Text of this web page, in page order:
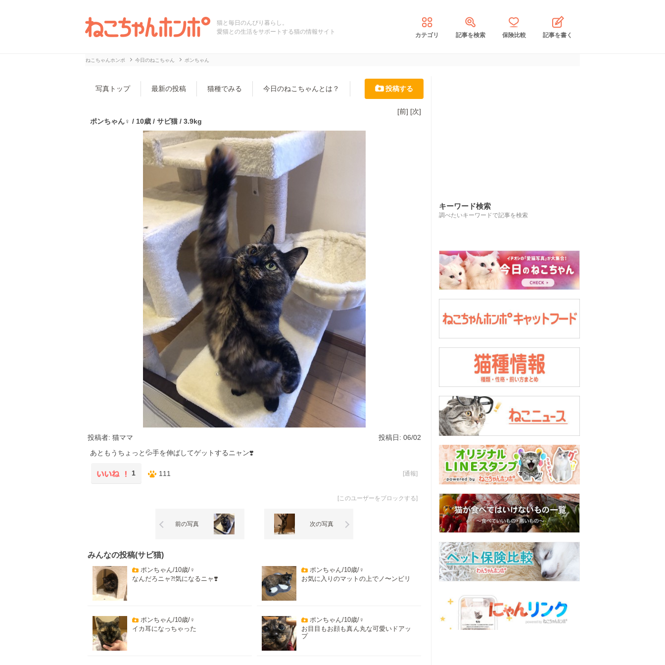
猫と毎日のんびり暮らし。
愛猫との生活をサポートする猫の情報サイト
カテゴリ 記事を検索 保険比較 記事を書く
ねこちゃんホンポ 今日のねこちゃん ポンちゃん
写真トップ 最新の投稿 猫種でみる 今日のねこちゃんとは？ 投稿する
[前] [次]
ポンちゃん♀ / 10歳 / サビ猫 / 3.9kg
投稿者: 猫ママ
投稿日: 06/02
あともうちょっと💦手を伸ばしてゲットするニャン❣️
1 111 [通報]
[このユーザーをブロックする]
前の写真 次の写真
みんなの投稿(サビ猫)
ポンちゃん/10歳/♀
なんだろニャ⁈気になるニャ❣️
ポンちゃん/10歳/♀
お気に入りのマットの上でノ〜ンビリ
ポンちゃん/10歳/♀
イカ耳になっちゃった
ポンちゃん/10歳/♀
お目目もお顔も真ん丸な可愛いドアッ
プ
キーワード検索
調べたいキーワードで記事を検索